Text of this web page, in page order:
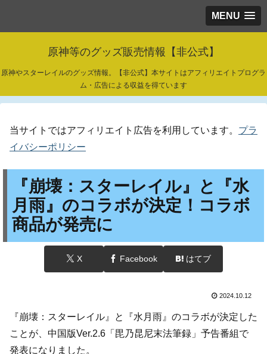
MENU
原神等のグッズ販売情報【非公式】
原神やスターレイルのグッズ情報。【非公式】本サイトはアフィリエイトプログラ
ム・広告による収益を得ています
当サイトではアフィリエイト広告を利用しています。 プラ
イバシーポリシー
『崩壊：スターレイル』と『水
月雨』のコラボが決定！コラボ
商品が発売に
X Facebook はてブ
2024.10.12
『崩壊：スターレイル』と『水月雨』のコラボが決定した
ことが、中国版Ver.2.6「毘乃昆尼末法筆録」予告番組で
発表になりました。